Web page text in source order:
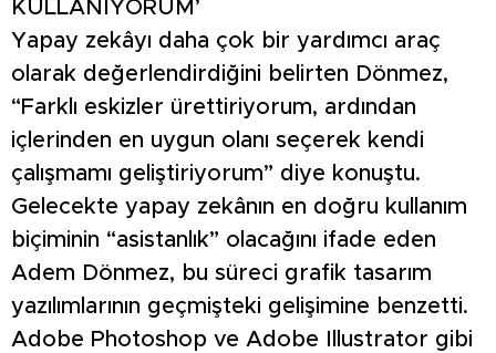
KULLANIYORUM’
Yapay zekâyı daha çok bir yardımcı araç
olarak değerlendirdiğini belirten Dönmez,
“Farklı eskizler ürettiriyorum, ardından
içlerinden en uygun olanı seçerek kendi
çalışmamı geliştiriyorum” diye konuştu.
Gelecekte yapay zekânın en doğru kullanım
biçiminin “asistanlık” olacağını ifade eden
Adem Dönmez, bu süreci grafik tasarım
yazılımlarının geçmişteki gelişimine benzetti.
Adobe Photoshop ve Adobe Illustrator gibi